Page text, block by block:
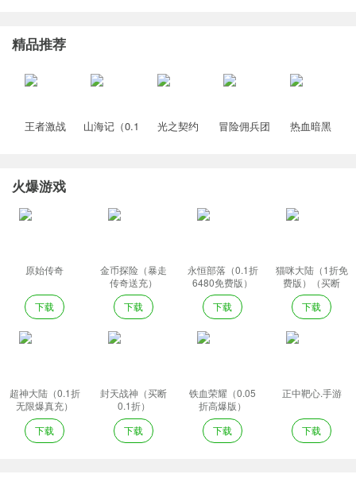
1、第三日送648元限时代金券，
3、所有充值0.1折
精品推荐
王者激战
山海记（0.1
光之契约
冒险佣兵团
热血暗黑
火爆游戏
原始传奇
下载
金币探险（暴走
传奇送充）
下载
永恒部落（0.1折
6480免费版）
下载
猫咪大陆（1折免
费版）（买断
券）
下载
超神大陆（0.1折
无限爆真充）
下载
封天战神（买断
0.1折）
下载
铁血荣耀（0.05
折高爆版）
下载
正中靶心.手游
下载